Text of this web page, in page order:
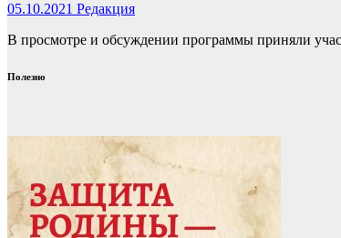
05.10.2021 Редакция
В просмотре и обсуждении программы приняли
Полезно